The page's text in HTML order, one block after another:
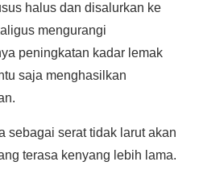
halus dan disalurkan ke
mengurangi
peningkatan kadar lemak
saja menghasilkan
sebagai serat tidak larut akan
terasa kenyang lebih lama.